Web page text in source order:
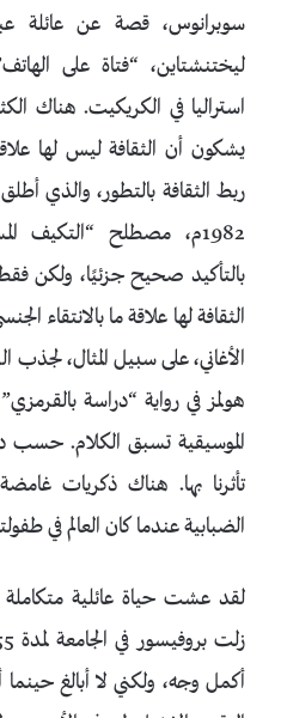
سوبرانوس، قصة عن عائلة
ليختنشتاين، “فتاة على
استراليا في الكريكيت. هناك
يشكون أن الثقافة ليس لها علاقة
ربط الثقافة بالتطور، والذي
بالتأكيد صحيح جزئيًا، ولكن
الثقافة لها علاقة ما بالانتقاء
الأغاني، على سبيل المثال،
هولمز في رواية “دراسة
الموسيقية تسبق الكلام.
تأثرنا بها. هناك ذكريات
الضبابية عندما كان العالم في
لقد عشت حياة عائلية
أكمل وجه، ولكني لا أبالغ